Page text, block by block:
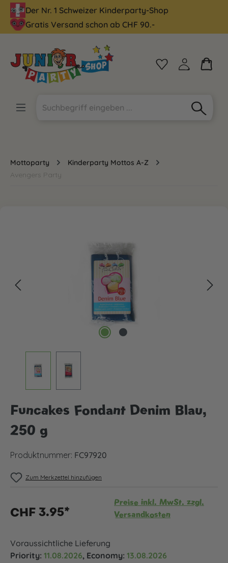
springen
Der Nr. 1 Schweizer Kinderparty-Shop
Gratis Versand schon ab CHF 90.-
Mottoparty
Kinderparty Mottos A-Z
Avengers Party
Funcakes Fondant Denim Blau,
250 g
Produktnummer: FC97920
Zum Merkzettel hinzufügen
CHF 3.95*
Preise inkl. MwSt. zzgl.
Versandkosten
Voraussichtliche Lieferung
Priority: 11.08.2026, Economy: 13.08.2026